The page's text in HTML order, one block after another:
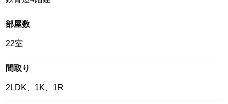
部屋数
22室
間取り
2LDK、1K、1R